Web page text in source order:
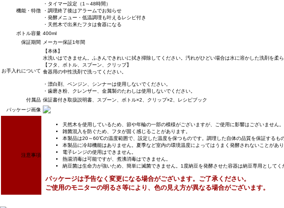
機能・特徴
・タイマー設定（1～48時間）
・調理終了後はアラームでお知らせ
・発酵メニュー・低温調理も叶えるレシピ付き
・天然木で出来たフタは食器になる
ボトル容量 400ml
保証期間
メーカー保証1年間
お手入れについて
【本体】
水洗いはできません。ふきんできれいに拭き掃除してください。汚れがひどい場合は水に溶かした洗剤を柔
【フタ、ボトル、スプーン、クリップ】
食器用の中性洗剤で洗ってください。
・漂白剤、ベンジン、シンナーは使用しないでください。
・歯磨き粉、クレンザー、金属製のたわしは使用しないでください。
付属品 保証書付き取扱説明書、スプーン、ボトル×2、クリップ×2、レシピブック
パッケージ画像
注意事項
天然木を使用しているため、節や年輪の一部の模様がございますが、ご使用に影響はございません。
雑菌混入を防ぐため、フタが固く感じることがあります。
本製品は20～60℃の温度範囲で、設定した温度を保つものです。調理した自体の品質を保証するも
本製品に冷却機能はありません。夏季など室内の環境温度によってはうまく発酵されないことがあり
電子レンジの使用はできません。
熱湯消毒は可能ですが、煮沸消毒はできません。
納豆菌は生命力が強いため、簡単に滅菌できません。1度納豆を発酵させた容器は納豆専用としてく
パッケージは予告なく変更になる場合がございます。ご了承ください。
ご使用のモニターの明るさ等により、色の見え方が異なる場合がございます。